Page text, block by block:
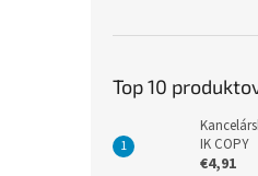
Top 10
IK COPY
€4,91